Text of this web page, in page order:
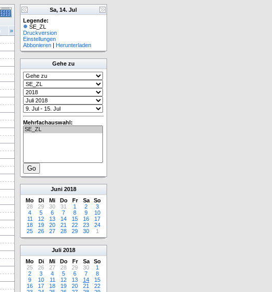
»
Sa, 14. Jul
Legende:
SE_ZL
Druckversion
Einstellungen
Abbonieren | Herunterladen
Gehe zu
Mehrfachauswahl:
Juni 2018
Mo
Di Mi Do Fr Sa
So
28
29 30 31 1 2
3
4
5 6 7 8 9
10
11
12 13 14 15 16
17
18
19 20 21 22 23
24
25
26 27 28 29 30 1
Juli 2018
Mo
Di Mi Do Fr Sa
So
25
26 27 28 29 30
1
2
3 4 5 6 7
8
9
10 11 12 13 14
15
16
17 18 19 20 21
22